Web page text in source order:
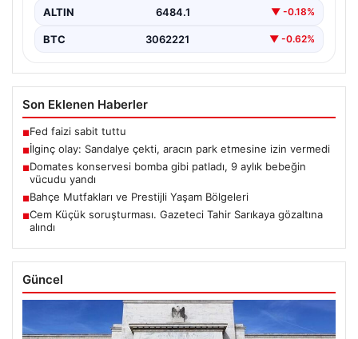
ALTIN 6484.1 ▼ -0.18%
BTC 3062221 ▼ -0.62%
Son Eklenen Haberler
■Fed faizi sabit tuttu
■İlginç olay: Sandalye çekti, aracın park etmesine izin vermedi
■Domates konservesi bomba gibi patladı, 9 aylık bebeğin
vücudu yandı
■Bahçe Mutfakları ve Prestijli Yaşam Bölgeleri
■Cem Küçük soruşturması. Gazeteci Tahir Sarıkaya gözaltına
alındı
Güncel